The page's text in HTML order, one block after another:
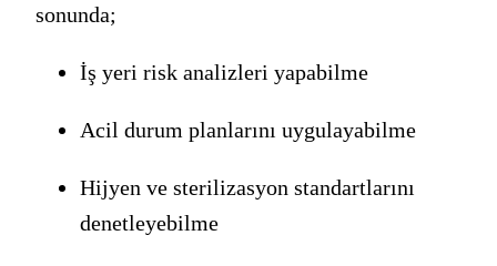
sonunda;
İş yeri risk analizleri yapabilme
Acil durum planlarını uygulayabilme
Hijyen ve sterilizasyon standartlarını
denetleyebilme